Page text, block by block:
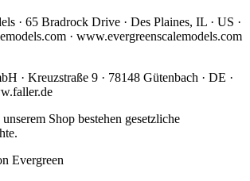
· 65 Bradrock Drive · Des Plaines, IL · US ·
· www.evergreenscalemodels.com
· Kreuzstraße 9 · 78148 Gütenbach · DE ·
Shop bestehen gesetzliche
Evergreen